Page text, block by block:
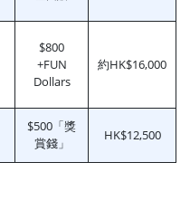
$800
+FUN
Dollars
約HK$16,000
$500「獎
賞錢」
HK$12,500